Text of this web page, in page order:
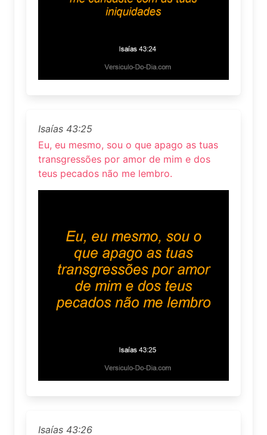
Isaías 43:25
Eu, eu mesmo, sou o que apago as tuas
transgressões por amor de mim e dos
teus pecados não me lembro.
Isaías 43:26